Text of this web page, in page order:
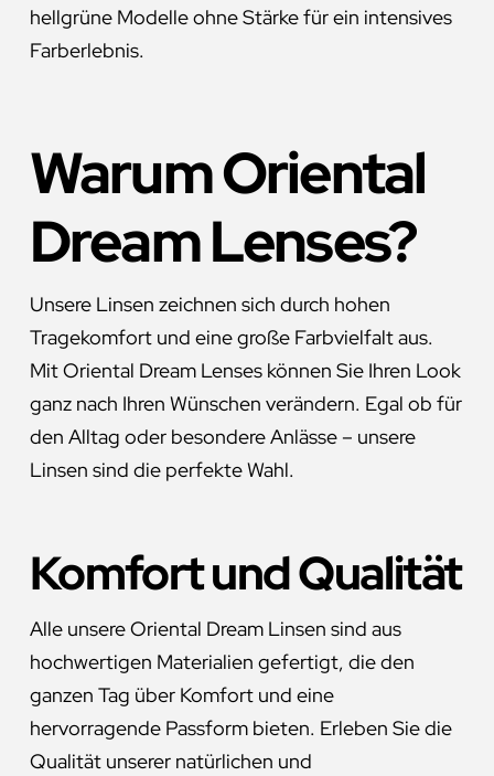
hellgrüne Modelle ohne Stärke für ein intensives
Farberlebnis.
Warum Oriental
Dream Lenses?
Unsere Linsen zeichnen sich durch hohen
Tragekomfort und eine große Farbvielfalt aus.
Mit Oriental Dream Lenses können Sie Ihren Look
ganz nach Ihren Wünschen verändern. Egal ob für
den Alltag oder besondere Anlässe – unsere
Linsen sind die perfekte Wahl.
Komfort und Qualität
Alle unsere Oriental Dream Linsen sind aus
hochwertigen Materialien gefertigt, die den
ganzen Tag über Komfort und eine
hervorragende Passform bieten. Erleben Sie die
Qualität unserer natürlichen und